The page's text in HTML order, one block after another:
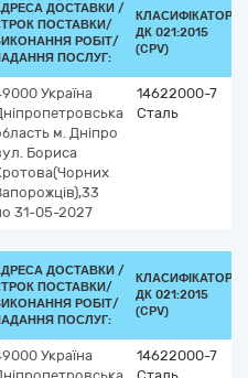
ДОСТАВКИ /
ПОСТАВКИ/
РОБІТ/
ПОСЛУГ:
КЛАСИФІКАТОР
ДК 021:2015
(CPV)
Україна
м. Дніпро
Бориса
31-05-2027
14622000-7
Сталь
ДОСТАВКИ /
ПОСТАВКИ/
РОБІТ/
ПОСЛУГ:
КЛАСИФІКАТОР
ДК 021:2015
(CPV)
Україна
14622000-7